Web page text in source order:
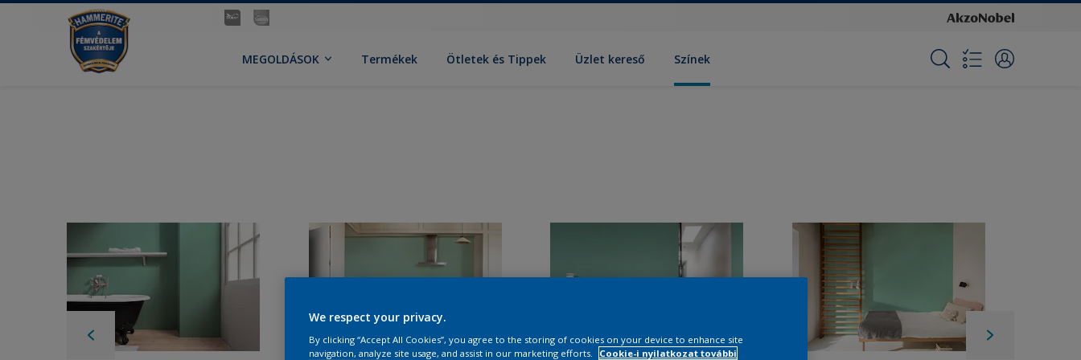
MEGOLDÁSOK Termékek Ötletek és Tippek Üzlet kereső Színek
We respect your privacy.
By clicking “Accept All Cookies”, you agree to the storing of cookies on your device to enhance site
navigation, analyze site usage, and assist in our marketing efforts.
Cookie-i nyilatkozat további